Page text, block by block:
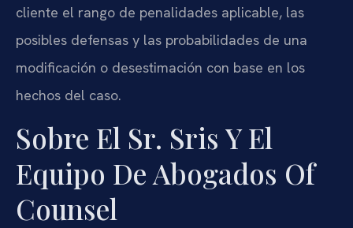
cliente el rango de penalidades aplicable, las
posibles defensas y las probabilidades de una
modificación o desestimación con base en los
hechos del caso.
Sobre El Sr. Sris Y El
Equipo De Abogados Of
Counsel